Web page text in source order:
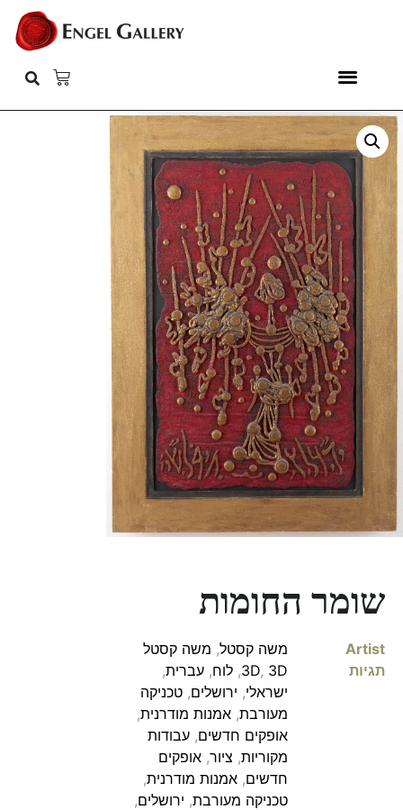
שומר החומות
Artist משה קסטל, משה קסטל
תגיות
3D, 3D
, לוח, עברית,
ישראלי, ירושלים, טכניקה
מעורבת, אמנות מודרנית,
אופקים חדשים, עבודות
מקוריות, ציור, אופקים
חדשים, אמנות מודרנית,
טכניקה מעורבת, ירושלים,